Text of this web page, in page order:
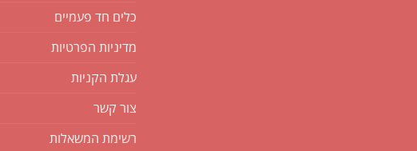
כלים חד פעמיים
מדיניות הפרטיות
עגלת הקניות
צור קשר
רשימת המשאלות